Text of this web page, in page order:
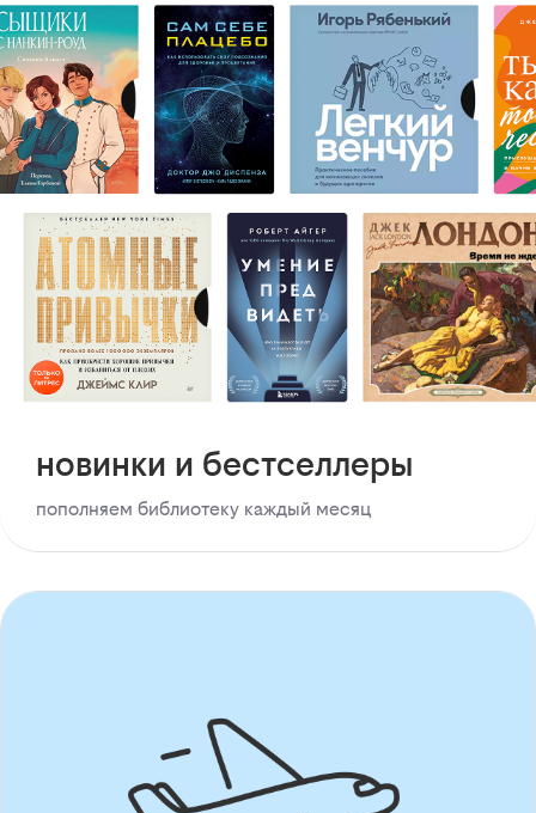
новинки и бестселлеры
пополняем библиотеку каждый месяц